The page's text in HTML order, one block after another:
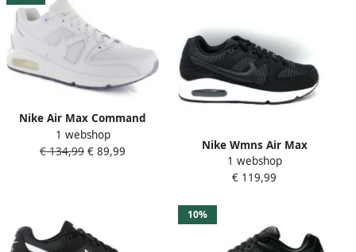
Nike Air Max Command
Sportschoenen Heren Wit
1 webshop
€ 134,99 € 89,99
Nike Wmns Air Max
Command Sneakers Unisex
1 webshop
€ 119,99
10%